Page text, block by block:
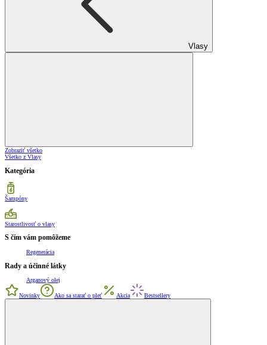
Vlasy
Zobraziť všetko
Všetko z Vlasy
Kategória
Šampóny
Starostlivosť o vlasy
S čím vám pomôžeme
Regenerácia
Rady a účinné látky
Arganový olej
Novinky Ako sa starať o pleť Akcia Bestsellery